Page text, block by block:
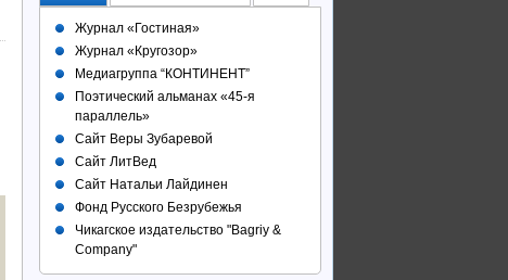
Журнал «Гостиная»
Журнал «Кругозор»
Медиагруппа “КОНТИНЕНТ”
Поэтический альманах «45-я
параллель»
Сайт Веры Зубаревой
Сайт ЛитВед
Сайт Натальи Лайдинен
Фонд Русского Безрубежья
Чикагское издательство "Bagriy &
Company"